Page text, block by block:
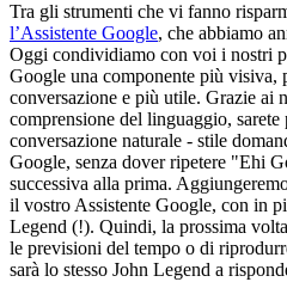
Tra gli strumenti che vi fanno
l’Assistente Google, che abbiamo
Oggi condividiamo con voi i nostri
Google una componente più visiva,
conversazione e più utile. Grazie ai
comprensione del linguaggio,
conversazione naturale - stile
Google, senza dover ripetere "Ehi
successiva alla prima.
il vostro Assistente Google, con in
Legend (!). Quindi, la prossima
le previsioni del tempo o di
sarà lo stesso John Legend a